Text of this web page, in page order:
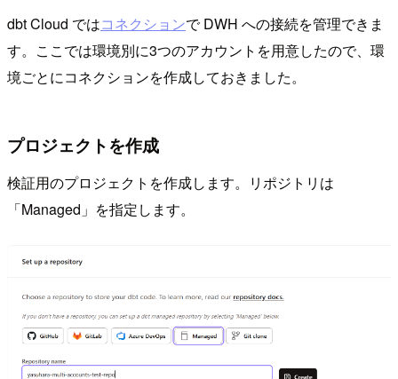
dbt Cloud ではコネクションで DWH への接続を管理できま
す。ここでは環境別に3つのアカウントを用意したので、環
境ごとにコネクションを作成しておきました。
プロジェクトを作成
検証用のプロジェクトを作成します。リポジトリは
「Managed」を指定します。